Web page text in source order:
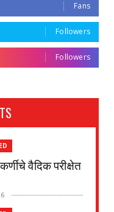
Fans
Followers
Followers
वैदिक परीक्षेत